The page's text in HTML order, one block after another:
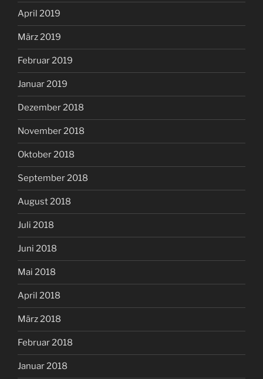
April 2019
März 2019
Februar 2019
Januar 2019
Dezember 2018
November 2018
Oktober 2018
September 2018
August 2018
Juli 2018
Juni 2018
Mai 2018
April 2018
März 2018
Februar 2018
Januar 2018